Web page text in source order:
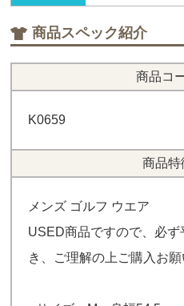
商品スペック紹介
商品コ
K0659
商品特
メンズ ゴルフ ウエア
USED商品ですので、必
き、ご理解の上ご購入お願